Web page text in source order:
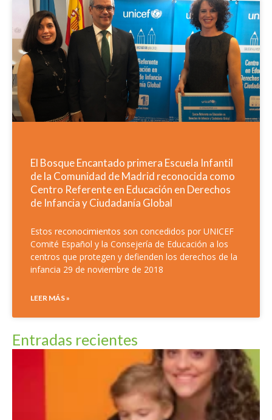
El Bosque Encantado primera Escuela Infantil
de la Comunidad de Madrid reconocida como
Centro Referente en Educación en Derechos
de Infancia y Ciudadanía Global
Estos reconocimientos son concedidos por UNICEF
Comité Español y la Consejería de Educación a los
centros que protegen y defienden los derechos de la
infancia 29 de noviembre de 2018
LEER MÁS »
Entradas recientes